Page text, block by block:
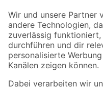
Der toom Newsletter: Keine
Zur Newsletter
Folge uns